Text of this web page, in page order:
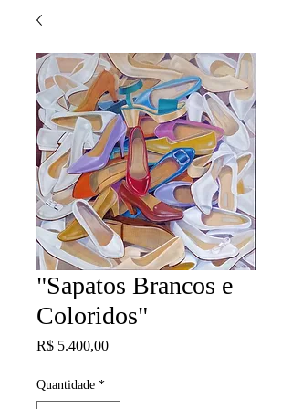
"Sapatos Brancos e
Coloridos"
R$ 5.400,00Preço
Quantidade *